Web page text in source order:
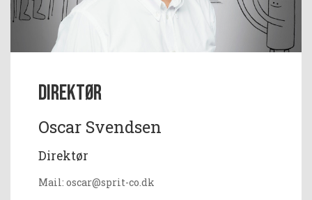
Direktør
Oscar Svendsen
Direktør
Mail: oscar@sprit-co.dk